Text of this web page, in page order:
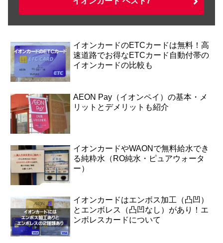
イオンカードのETCカードは無料！高
速道路でお得なETCカード自動付帯の
イオンカードの比較も
AEON Pay（イオンペイ）の基本・メ
リットとデメリットも紹介
イオンカードやWAONで無料給水でき
る純粋水（RO純水・ピュアウォータ
ー）
イオンカードはエンボス加工（凸凹）
とエンボレス（凸凹なし）があり！エ
ンボレスカードについて